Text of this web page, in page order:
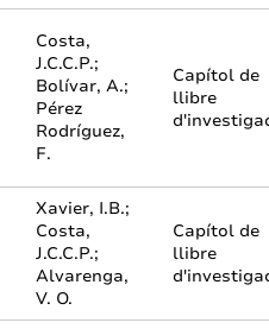
Costa,
J.C.C.P.;
Bolívar, A.;
Pérez
Rodríguez,
F.
Capítol de
llibre
Xavier, I.B.;
Costa,
J.C.C.P.;
Alvarenga,
V. O.
Capítol de
llibre